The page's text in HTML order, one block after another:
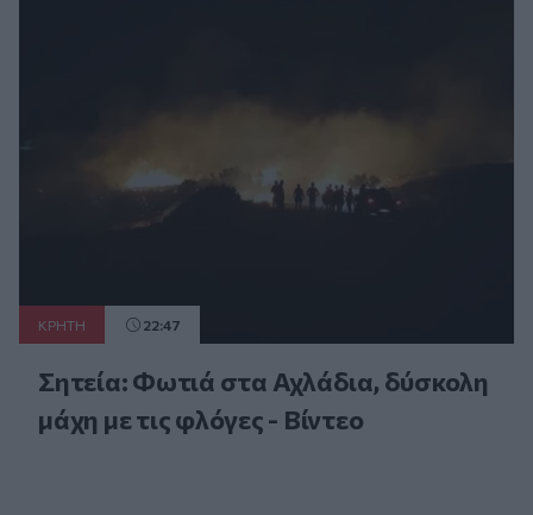
ΚΡΗΤΗ 22:47
Σητεία: Φωτιά στα Αχλάδια, δύσκολη
μάχη με τις φλόγες - Βίντεο